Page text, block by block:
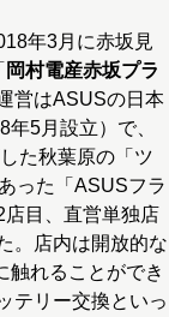
年3月に赤坂見
岡村電産赤坂プラ
営はASUSの日本
年5月設立）で、
た秋葉原の「ツ
った「ASUSフラ
店目、直営単独店
。店内は開放的な
触れることができ
テリー交換といっ